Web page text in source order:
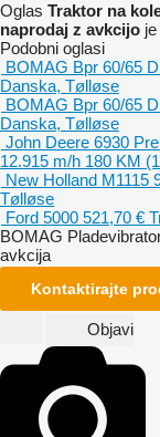
Oglas Traktor na
naprodaj z avkcijo
Podobni oglasi
BOMAG Bpr 60/65 D
Danska, Tølløse
BOMAG Bpr 60/65 D
Danska, Tølløse
John Deere 6930
12.915 m/h 180 KM
New Holland M1115
Tølløse
Ford 5000 521,70 €
BOMAG
avkcija
Kontaktirajte
Objavi